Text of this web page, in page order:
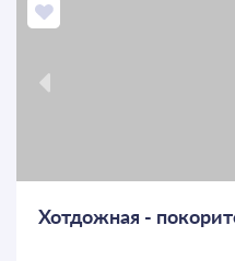
Хотдожная -